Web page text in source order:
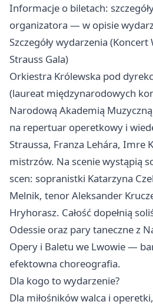
Informacje o biletach:
organizatora — w opisie
Szczegóły wydarzenia (Koncert
Strauss Gala)
Orkiestra Królewska pod
(laureat międzynarodowych
Narodową Akademią
na repertuar operetkowy i
Straussa, Franza Lehára, Imre
mistrzów. Na scenie wystąpią
scen: sopranistki Katarzyna
Melnik, tenor Aleksander
Hryhorasz. Całość dopełnią
Odessie oraz pary taneczne z
Opery i Baletu we Lwowie —
efektowna choreografia.
Dla kogo to wydarzenie?
Dla miłośników walca i